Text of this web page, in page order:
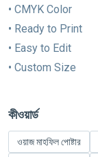
• CMYK Color
• Ready to Print
• Easy to Edit
• Custom Size
কীওয়ার্ড
ওয়াজ মাহফিল পোষ্টার